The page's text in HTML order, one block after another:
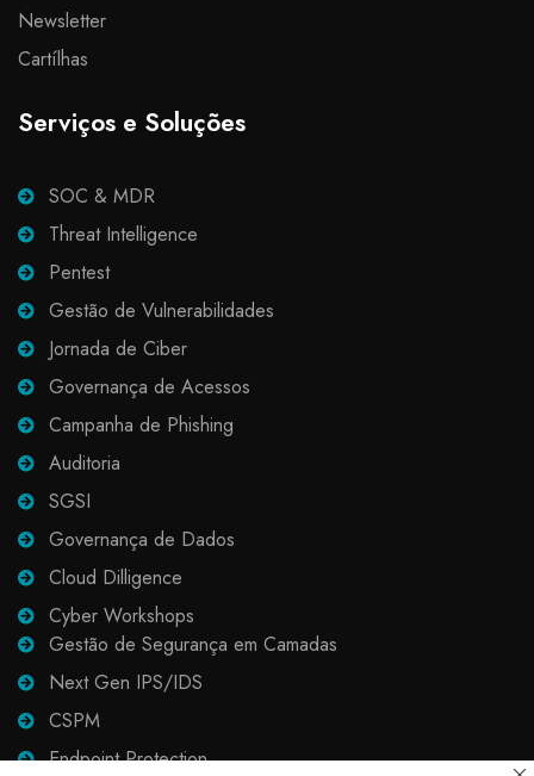
Newsletter
Cartílhas
Serviços e Soluções
SOC & MDR
Threat Intelligence
Pentest
Gestão de Vulnerabilidades
Jornada de Ciber
Governança de Acessos
Campanha de Phishing
Auditoria
SGSI
Governança de Dados
Cloud Dilligence
Cyber Workshops
Gestão de Segurança em Camadas
Next Gen IPS/IDS
CSPM
Endpoint Protection